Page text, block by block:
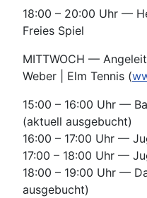
18:00 – 20:00 Uhr —
Freies Spiel
MITTWOCH —
Weber | Elm Tennis (
15:00 – 16:00 Uhr —
(aktuell ausgebucht)
16:00 – 17:00 Uhr —
17:00 – 18:00 Uhr —
18:00 – 19:00 Uhr —
ausgebucht)